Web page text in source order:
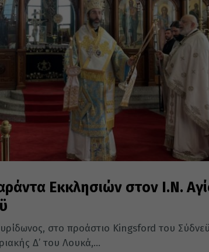
Εκκλησιών στον Ι.Ν.
στο προάστιο Kingsford του
Δ’ του Λουκά,...